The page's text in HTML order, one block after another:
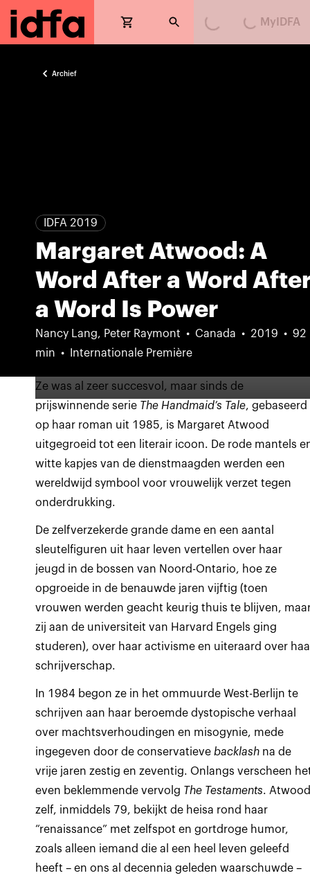
Loading... Loading...MyIDFA
Archief
IDFA 2019
Margaret Atwood: A
Word After a Word
a Word Is Power
Nancy Lang, Peter Raymont Canada 2019
92
min
Internationale Première
Ze was al zeer succesvol, maar sinds de
prijswinnende serie The Handmaid’s Tale, gebaseerd
op haar roman uit 1985, is Margaret Atwood
uitgegroeid tot een literair icoon. De rode mantels
witte kapjes van de dienstmaagden werden een
wereldwijd symbool voor vrouwelijk verzet tegen
onderdrukking.
De zelfverzekerde grande dame en een aantal
sleutelfiguren uit haar leven vertellen over haar
jeugd in de bossen van Noord-Ontario, hoe ze
opgroeide in de benauwde jaren vijftig (toen
vrouwen werden geacht keurig thuis te blijven,
zij aan de universiteit van Harvard Engels ging
studeren), over haar activisme en uiteraard over
schrijverschap.
In 1984 begon ze in het ommuurde West-Berlijn te
schrijven aan haar beroemde dystopische verhaal
over machtsverhoudingen en misogynie, mede
ingegeven door de conservatievebacklash na de
vrije jaren zestig en zeventig. Onlangs verscheen
even beklemmende vervolg The Testaments.
zelf, inmiddels 79, bekijkt de heisa rond haar
“renaissance” met zelfspot en gortdroge humor,
zoals alleen iemand die al een heel leven geleefd
heeft – en ons al decennia geleden waarschuwde –